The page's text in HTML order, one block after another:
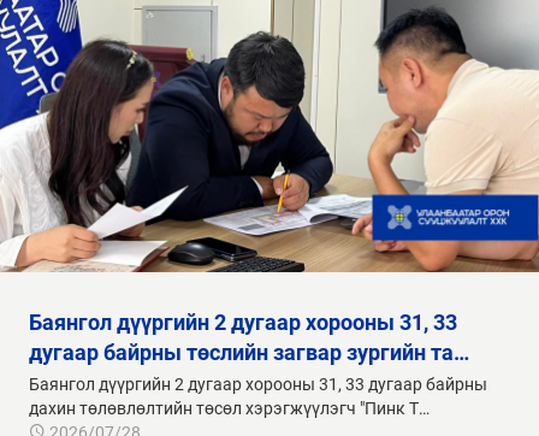
баянгол дүүргийн 2 дугаар хорооны 31, 33
дугаар байрны төслийн загвар зургийн та…
Баянгол дүүргийн 2 дугаар хорооны 31, 33 дугаар байрны
дахин төлөвлөлтийн төсөл хэрэгжүүлэгч "Пинк Т…